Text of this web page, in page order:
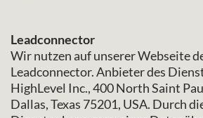
Leadconnector
Wir nutzen auf unserer Webseite
Leadconnector. Anbieter des
HighLevel Inc., 400 North Saint
Dallas, Texas 75201, USA. Durch